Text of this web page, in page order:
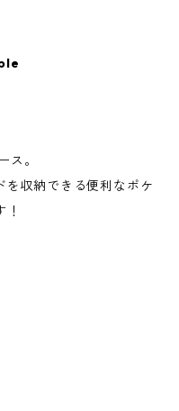
ス。
を収納できる便利なポケ